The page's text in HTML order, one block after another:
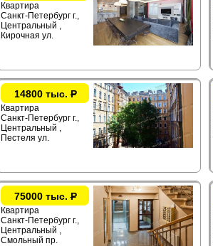
Квартира
Санкт-Петербург г.,
Центральный ,
Кирочная ул.
14800 тыс.Р
Квартира
Санкт-Петербург г.,
Центральный ,
Пестеля ул.
75000 тыс.Р
Квартира
Санкт-Петербург г.,
Центральный ,
Смольный пр.